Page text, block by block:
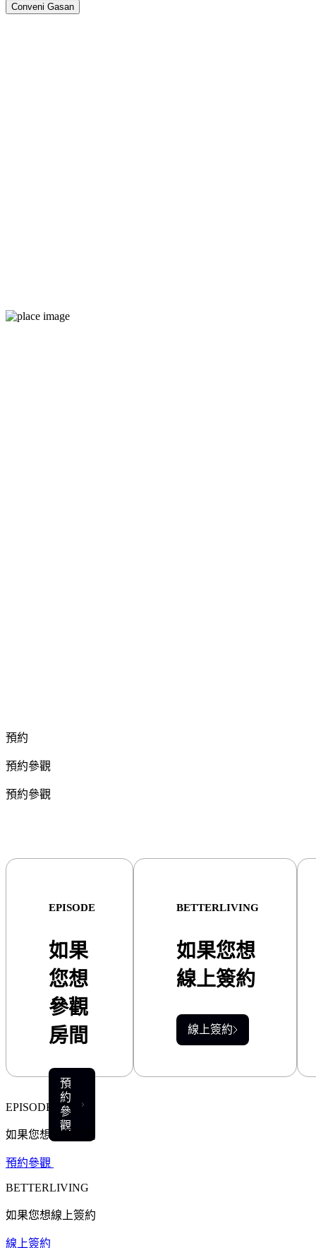
Conveni Gasan
預約
預約參觀
預約參觀
EPISODE
如果
您想
參觀
房間
預
約
參
觀
BETTERLIVING
如果您想
線上簽約
線上簽約
EPISODE
如果您想參觀房間
預約參觀
BETTERLIVING
如果您想線上簽約
線上簽約